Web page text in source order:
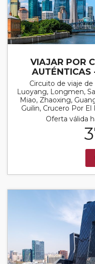
VIAJAR POR
AUTÉNTICAS
Circuito de viaje de
Luoyang, Longmen,
Miao, Zhaoxing,
Guilin, Crucero Por El
Oferta válida